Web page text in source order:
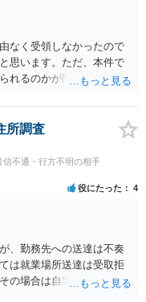
請求は通常は認められま
なく受領しなかったので
思います。ただ、本件で
れるのかが問題になるた
所調査
信不通・行方不明の相手
役にたった 4
、勤務先への送達は不奏
は就業場所送達は受取拒
の場合は自宅の住所調査